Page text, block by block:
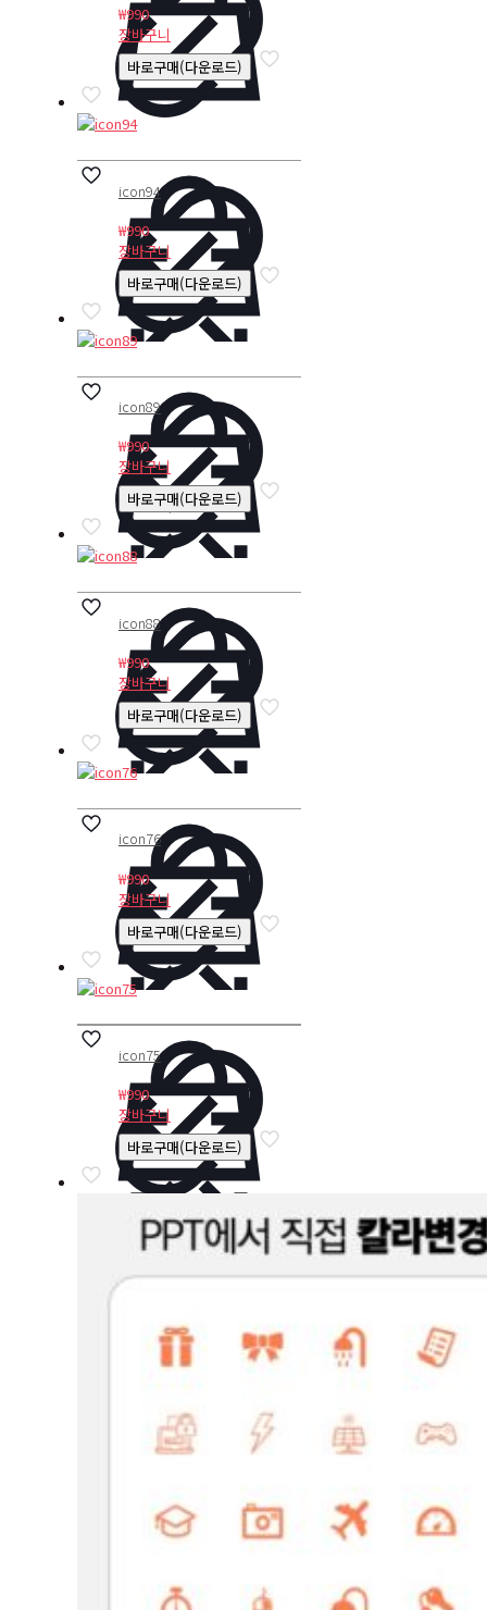
₩990
장바구니
바로구매(다운로드)
icon94
₩990
장바구니
바로구매(다운로드)
icon89
₩990
장바구니
바로구매(다운로드)
icon88
₩990
장바구니
바로구매(다운로드)
icon76
₩990
장바구니
바로구매(다운로드)
icon75
₩990
장바구니
바로구매(다운로드)